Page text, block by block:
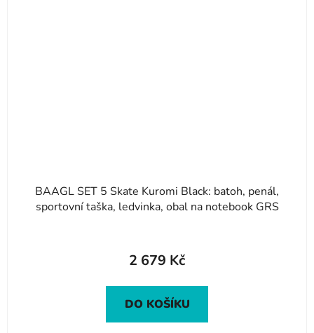
BAAGL SET 5 Skate Kuromi Black: batoh, penál,
sportovní taška, ledvinka, obal na notebook GRS
2 679 Kč
DO KOŠÍKU